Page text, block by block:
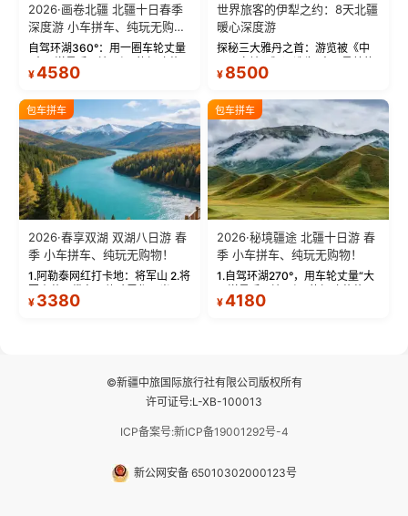
2026·画卷北疆 北疆十日春季
深度游 小车拼车、纯玩无购
物！
自驾环湖360°：用一圈车轮丈量
蓝。 赛湖旅拍：甄选多款风格服
绝美瞬间。 赛湖坦克300跟车视
频：专业摄影师...
¥4580
世界旅客的伊犁之约：8天北疆
暖心深度游
探秘三大雅丹之首：游览被《中
三大雅丹”第一名的克拉玛依魔鬼
瓦人最大村落——禾木村，欣赏
晨雾与小木...
¥ 8500
包车拼车
2026·春享双湖 双湖八日游 春
季 小车拼车、纯玩无购物！
1.阿勒泰网红打卡地：将军山 2.将
军山落日缆车，体验雪都风光 3.
将军山，夕阳派对，蹦迪party 4.
¥ 3380
包车拼车
2026·秘境疆途 北疆十日游 春
季 小车拼车、纯玩无购物！
1.自驾环湖270°，用车轮丈量“大
西洋最后一滴眼泪”的极致蔚蓝，
让雪山、花海与深邃湖水在转弯
¥4180
©新疆中旅国际旅行社有限公司版权所有
许可证号:L-XB-100013
ICP备案号:新ICP备19001292号-4
新公网安备 65010302000123号